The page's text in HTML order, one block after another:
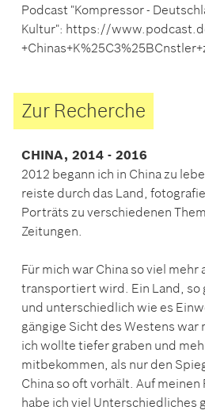
Podcast "Kompressor -
Kultur": https://
Zur Recherche
CHINA, 2014 - 2016
2012 begann ich in China zu
reiste durch das Land,
Porträts zu verschiedenen
Zeitungen.
Für mich war China so viel mehr
transportiert wird. Ein Land, so
und unterschiedlich wie es
gängige Sicht des Westens war
ich wollte tiefer graben und
mitbekommen, als nur den
China so oft vorhält. Auf meinen
habe ich viel Unterschiedliches